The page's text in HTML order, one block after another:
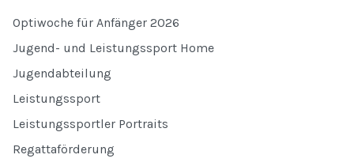
Optiwoche für Anfänger 2026
Jugend- und Leistungssport Home
Jugendabteilung
Leistungssport
Leistungssportler Portraits
Regattaförderung